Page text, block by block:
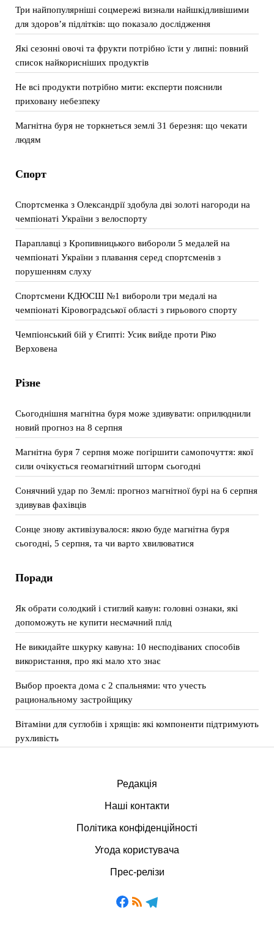
Три найпопулярніші соцмережі визнали найшкідливішими
для здоров’я підлітків: що показало дослідження
Які сезонні овочі та фрукти потрібно їсти у липні: повний
список найкорисніших продуктів
Не всі продукти потрібно мити: експерти пояснили
приховану небезпеку
Магнітна буря не торкнеться землі 31 березня: що чекати
людям
Спорт
Спортсменка з Олександрії здобула дві золоті нагороди на
чемпіонаті України з велоспорту
Параплавці з Кропивницького вибороли 5 медалей на
чемпіонаті України з плавання серед спортсменів з
порушенням слуху
Спортсмени КДЮСШ №1 вибороли три медалі на
чемпіонаті Кіровоградської області з гирьового спорту
Чемпіонський бій у Єгипті: Усик вийде проти Ріко
Верховена
Різне
Сьогоднішня магнітна буря може здивувати: оприлюднили
новий прогноз на 8 серпня
Магнітна буря 7 серпня може погіршити самопочуття: якої
сили очікується геомагнітний шторм сьогодні
Сонячний удар по Землі: прогноз магнітної бурі на 6 серпня
здивував фахівців
Сонце знову активізувалося: якою буде магнітна буря
сьогодні, 5 серпня, та чи варто хвилюватися
Поради
Як обрати солодкий і стиглий кавун: головні ознаки, які
допоможуть не купити несмачний плід
Не викидайте шкурку кавуна: 10 несподіваних способів
використання, про які мало хто знає
Выбор проекта дома с 2 спальнями: что учесть
рациональному застройщику
Вітаміни для суглобів і хрящів: які компоненти підтримують
рухливість
Редакція
Наші контакти
Політика конфіденційності
Угода користувача
Прес-релізи